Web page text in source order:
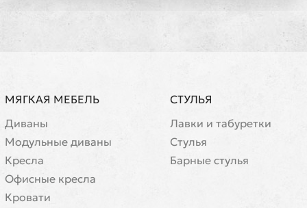
МЯГКАЯ МЕБЕЛЬ
Диваны
Модульные диваны
Кресла
Офисные кресла
Кровати
СТУЛЬЯ
Лавки и табуретки
Стулья
Барные стулья